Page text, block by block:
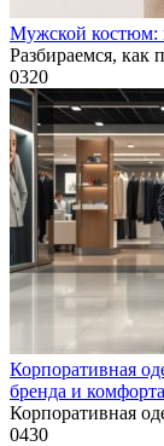
Мужской костюм:
Разбираемся, как
0320
Корпоративная
бренда и комфорта
Корпоративная
0430